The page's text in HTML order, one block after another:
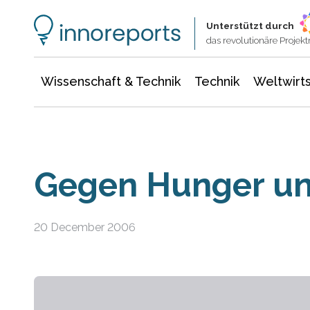
Unterstützt durch
das revolutionäre
Wissenschaft & Technik Technik
Gegen Hunger
20 December 2006